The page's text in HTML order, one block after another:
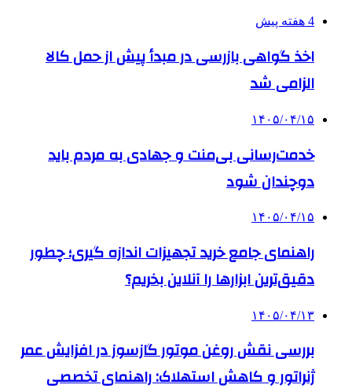
4 هفته پیش
اخذ گواهی بازرسی در مبدأ پیش از حمل کالا
الزامی شد
۱۴۰۵/۰۴/۱۵
خدمت‌رسانی بی‌منت و جهادی به مردم باید
دوچندان شود
۱۴۰۵/۰۴/۱۵
راهنمای جامع خرید تجهیزات اندازه گیری؛ چطور
دقیق‌ترین ابزارها را آنلاین بخریم؟
۱۴۰۵/۰۴/۱۳
بررسی نقش روغن موتور گازسوز در افزایش عمر
ژنراتور و کاهش استهلاک: راهنمای تخصصی